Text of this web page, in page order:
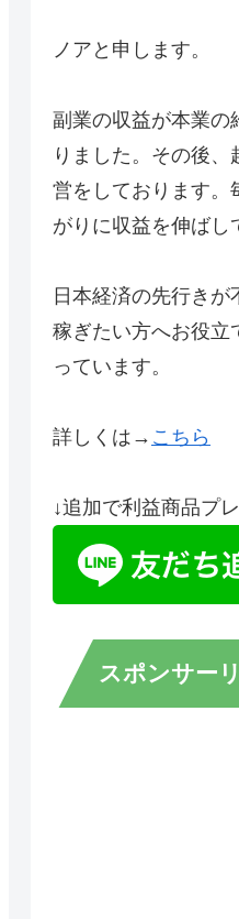
ノアと申します。
副業の収益が本業の
りました。その後
営をしております。
がりに収益を伸ばし
日本経済の先行き
稼ぎたい方へお役立
っています。
詳しくは→ こちら
↓追加で利益商品プ
スポンサー